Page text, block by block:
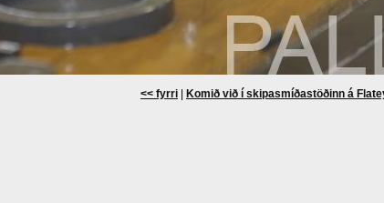
<< fyrri Komið við í skipasmíðastöðinn á